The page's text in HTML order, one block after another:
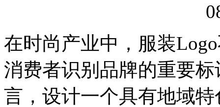
在时尚产业中，服装
消费者识别品牌的重要
言，设计一个具有地域